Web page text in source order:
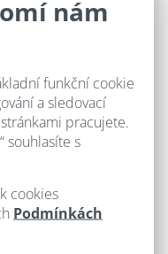
nám
funkční cookie
a sledovací
pracujete.
souhlasíte s
cookies
Podmínkách
v historickém
jsou útulné a
současnost,
historie, to vše lze
vína, můžete
odrůdy.
pokoji
lůžek a
12 pokojů je v
apartmány jsou